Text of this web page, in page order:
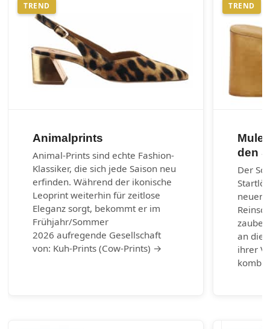
TREND
Animalprints
Animal-Prints sind echte Fashion-
Klassiker, die sich jede Saison neu
erfinden. Während der ikonische
Leoprint weiterhin für zeitlose
Eleganz sorgt, bekommt er im
Frühjahr/Sommer
2026 aufregende Gesellschaft
von: Kuh-Prints (Cow-Prints) →
TREND
den
Der
neuen
an die
ihrer